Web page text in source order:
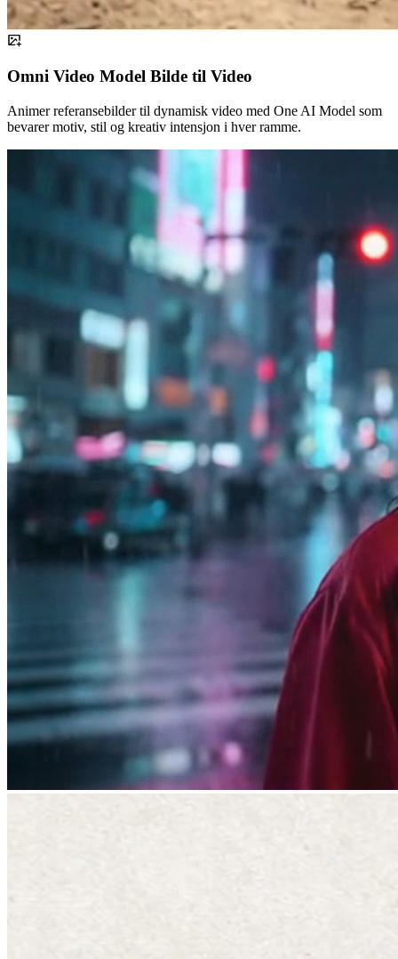
Omni Video Model Bilde til Video
Animer referansebilder til dynamisk video med One AI Model som
bevarer motiv, stil og kreativ intensjon i hver ramme.